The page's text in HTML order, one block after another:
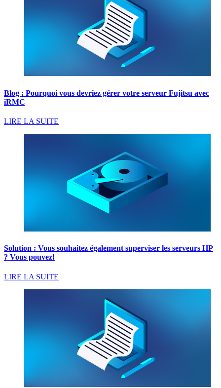
Blog : Pourquoi vous devriez gérer votre serveur Fujitsu avec
iRMC
LIRE LA SUITE
Solution : Vous souhaitez également superviser les serveurs HP
? Vous pouvez!
LIRE LA SUITE